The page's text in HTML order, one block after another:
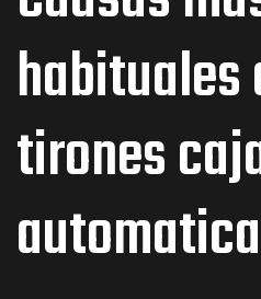
habituales
tirones
automatica